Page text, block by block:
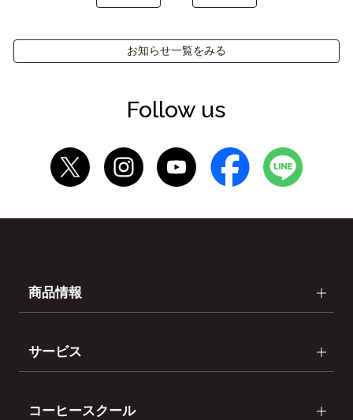
お知らせ一覧をみる
Follow us
商品情報
サービス
コーヒースクール